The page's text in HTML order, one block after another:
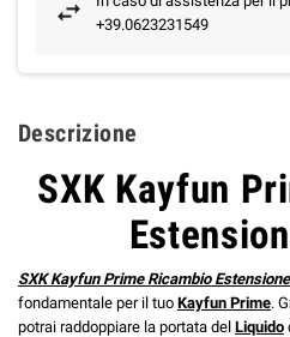
+39.0623231549
Descrizione
SXK Kayfun
SXK Kayfun Prime Ricambio
fondamentale per il tuo Kayfun Prime.
potrai raddoppiare la portata del Liquido